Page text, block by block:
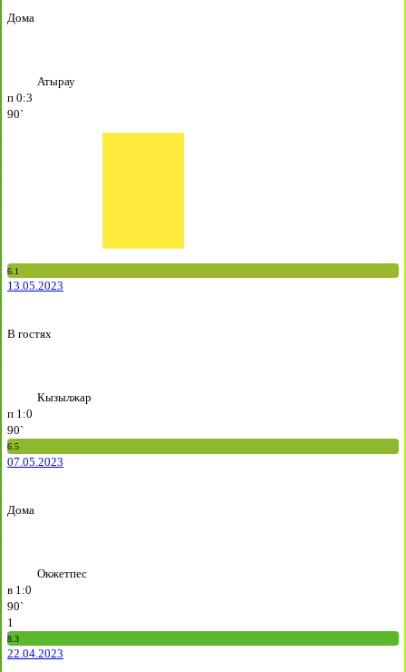
Дома
Атырау
п 0:3
90`
6.1
13.05.2023
В гостях
Кызылжар
п 1:0
90`
6.5
07.05.2023
Дома
Окжетпес
в 1:0
90`
1
8.3
22.04.2023